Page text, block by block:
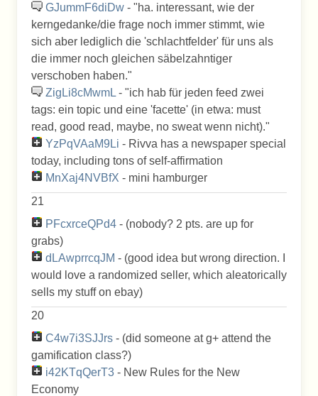
GJummF6diDw - "ha. interessant, wie der
kerngedanke/die frage noch immer stimmt, wie
sich aber lediglich die 'schlachtfelder' für uns als
die immer noch gleichen säbelzahntiger
verschoben haben."
ZigLi8cMwmL - "ich hab für jeden feed zwei
tags: ein topic und eine 'facette' (in etwa: must
read, good read, maybe, no sweat wenn nicht). "
YzPqVAaM9Li - Rivva has a newspaper special
today, including tons of self-affirmation
MnXaj4NVBfX - mini hamburger
21
PFcxrceQPd4 - (nobody? 2 pts. are up for
grabs)
dLAwprrcqJM - (good idea but wrong direction. I
would love a randomized seller, which aleatorically
sells my stuff on ebay)
20
C4w7i3SJJrs - (did someone at g+ attend the
gamification class?)
i42KTqQerT3 - New Rules for the New
Economy